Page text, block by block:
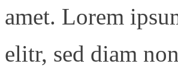
amet. Lorem
elitr, sed diam